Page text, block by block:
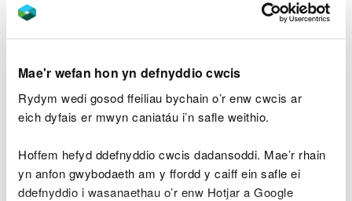
Mae'r wefan hon yn defnyddio cwcis
Rydym wedi gosod ffeiliau bychain o’r enw cwcis ar
eich dyfais er mwyn caniatáu i’n safle weithio.
Hoffem hefyd ddefnyddio cwcis dadansoddi. Mae’r rhain
yn anfon gwybodaeth am y ffordd y caiff ein safle ei
ddefnyddio i wasanaethau o’r enw Hotjar a Google
Byddwn yn rhoi gwybod ichi a allwch wneud cais
am amrywiad neu a fydd angen i chi wneud cais am
Gwneud cais am
amrywiad
Ceisiwch nawr